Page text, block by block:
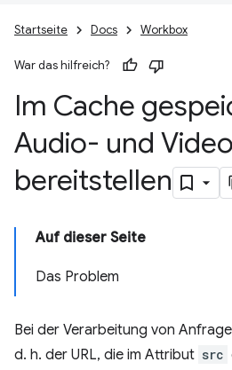
Startseite Docs Workbox
War das hilfreich?
Im Cache
Audio- und
bereitstellen
Auf dieser Seite
Das Problem
Bei der Verarbeitung von
d. h. der URL, die im Attribut src